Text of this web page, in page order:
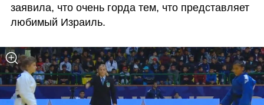
заявила, что очень горда тем, что представляет
любимый Израиль.